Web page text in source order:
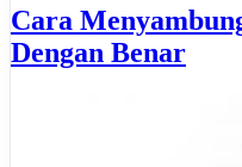
Cara
Dengan Benar